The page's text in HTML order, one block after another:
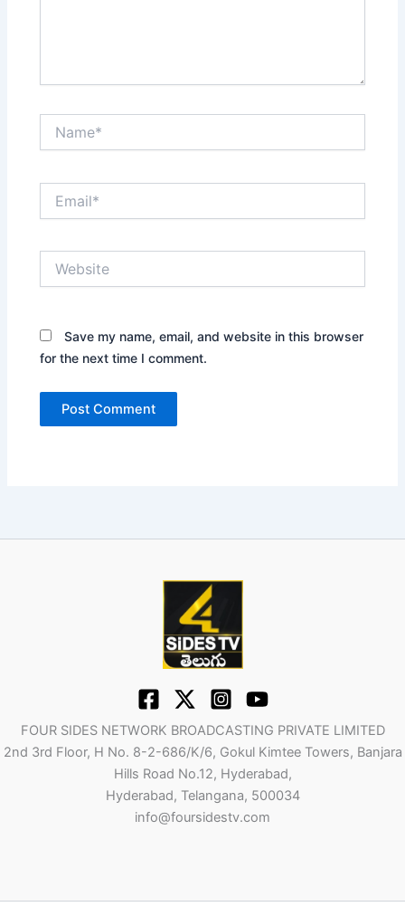
Save my name, email, and website in this browser
for the next time I comment.
FOUR SIDES NETWORK BROADCASTING PRIVATE LIMITED
2nd 3rd Floor, H No. 8-2-686/K/6, Gokul Kimtee Towers, Banjara
Hills Road No.12, Hyderabad,
Hyderabad, Telangana, 500034
info@foursidestv.com